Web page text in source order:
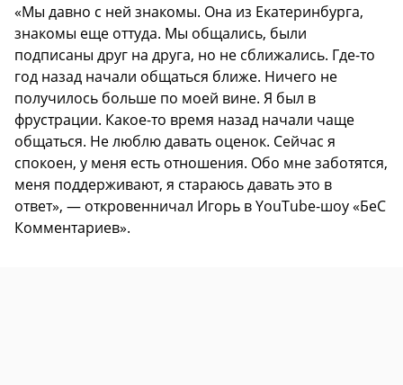
«Мы давно с ней знакомы. Она из Екатеринбурга,
знакомы еще оттуда. Мы общались, были
подписаны друг на друга, но не сближались. Где-то
год назад начали общаться ближе. Ничего не
получилось больше по моей вине. Я был в
фрустрации. Какое-то время назад начали чаще
общаться. Не люблю давать оценок. Сейчас я
спокоен, у меня есть отношения. Обо мне заботятся,
меня поддерживают, я стараюсь давать это в
ответ», — откровенничал Игорь в YouTube-шоу «БеС
Комментариев».